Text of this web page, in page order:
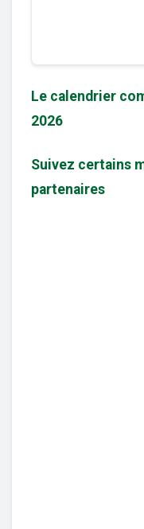
Le calendrier
2026
Suivez certains
partenaires